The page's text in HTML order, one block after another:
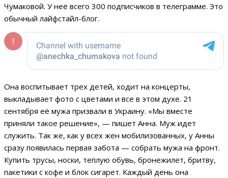
Чумаковой. У неё всего 300 подписчиков в телеграмме. Это
обычный лайфстайл-блог.
Она воспитывает трех детей, ходит на концерты,
выкладывает фото с цветами и все в этом духе. 21
сентября её мужа призвали в Украину. «Мы вместе
приняли такое решение», — пишет Анна. Муж идет
служить. Так же, как у всех жен мобилизованных, у Анны
сразу появилась первая забота — собрать мужа на фронт.
Купить трусы, носки, теплую обувь, бронежилет, бритву,
пакетики с кофе и блок сигарет. Каждый день она